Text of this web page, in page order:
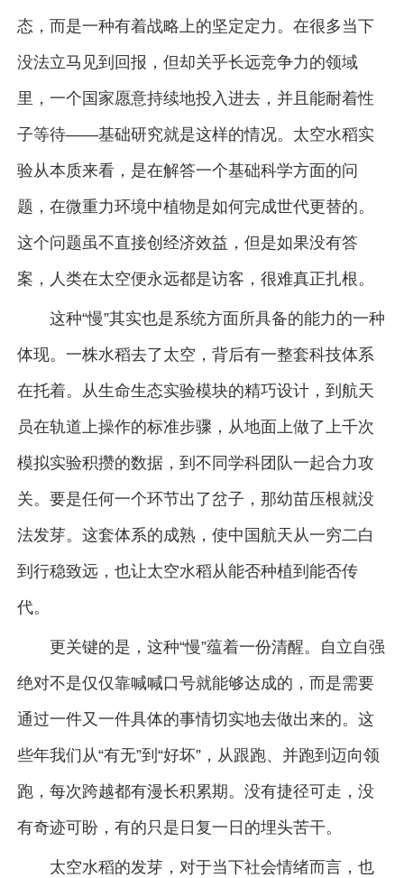
态，而是一种有着战略上的坚定定力。在很多当下
没法立马见到回报，但却关乎长远竞争力的领域
里，一个国家愿意持续地投入进去，并且能耐着性
子等待——基础研究就是这样的情况。太空水稻实
验从本质来看，是在解答一个基础科学方面的问
题，在微重力环境中植物是如何完成世代更替的。
这个问题虽不直接创经济效益，但是如果没有答
案，人类在太空便永远都是访客，很难真正扎根。
这种“慢”其实也是系统方面所具备的能力的一种
体现。一株水稻去了太空，背后有一整套科技体系
在托着。从生命生态实验模块的精巧设计，到航天
员在轨道上操作的标准步骤，从地面上做了上千次
模拟实验积攒的数据，到不同学科团队一起合力攻
关。要是任何一个环节出了岔子，那幼苗压根就没
法发芽。这套体系的成熟，使中国航天从一穷二白
到行稳致远，也让太空水稻从能否种植到能否传
代。
更关键的是，这种“慢”蕴着一份清醒。自立自强
绝对不是仅仅靠喊喊口号就能够达成的，而是需要
通过一件又一件具体的事情切实地去做出来的。这
些年我们从“有无”到“好坏”，从跟跑、并跑到迈向领
跑，每次跨越都有漫长积累期。没有捷径可走，没
有奇迹可盼，有的只是日复一日的埋头苦干。
太空水稻的发芽，对于当下社会情绪而言，也